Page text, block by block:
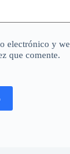
electrónico y
que comente.